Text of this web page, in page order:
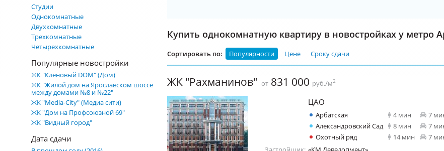
Студии
Однокомнатные
Двухкомнатные
Трехкомнатные
Четырехкомнатные
Популярные новостройки
ЖК "Кленовый DOM" (Дом)
ЖК "Жилой дом на Ярославском шоссе
между домами №8 и №22"
ЖК "Media-City" (Медиа сити)
ЖК "Дом на Профсоюзной 69"
ЖК "Видный город"
Дата сдачи
Купить однокомнатную квартиру в новостройках у метро
Сортировать по: Популярности Цене Сроку сдачи
ЖК "Рахманинов" от 831 000 руб./м2
ЦАО
Арбатская 4 мин
7
Александровский Сад
8 мин
7
Охотный ряд
14 мин
7